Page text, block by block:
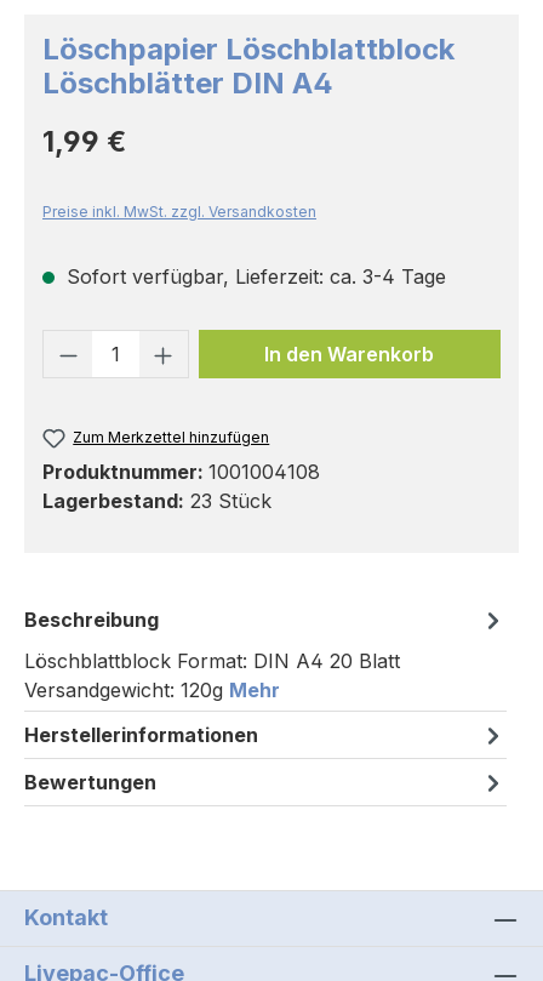
Löschpapier Löschblattblock
Löschblätter DIN A4
Regulärer Preis:
1,99 €
Preise inkl. MwSt. zzgl. Versandkosten
Sofort verfügbar, Lieferzeit: ca. 3-4 Tage
Produkt Anzahl: Gib den
In den Warenkorb
Zum Merkzettel hinzufügen
Produktnummer: 1001004108
Lagerbestand: 23 Stück
Beschreibung
Löschblattblock Format: DIN A4 20 Blatt
Versandgewicht: 120g Mehr
Herstellerinformationen
Bewertungen
Kontakt
Livepac-Office